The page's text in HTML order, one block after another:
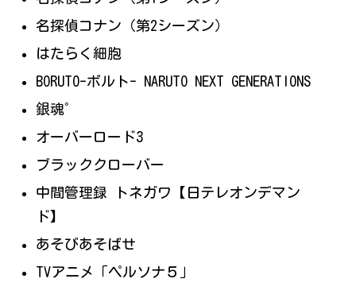
名探偵コナン（第2シーズン）
はたらく細胞
BORUTO-ボルト- NARUTO NEXT GENERATIONS
銀魂゜
オーバーロード3
ブラッククローバー
中間管理録 トネガワ【日テレオンデマン
ド】
あそびあそばせ
TVアニメ「ペルソナ５」